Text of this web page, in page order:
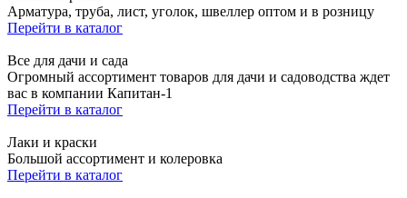
Арматура, труба, лист, уголок, швеллер оптом и в розницу
Перейти в каталог
Все для дачи и сада
Огромный ассортимент товаров для дачи и садоводства ждет
вас в компании Капитан-1
Перейти в каталог
Лаки и краски
Большой ассортимент и колеровка
Перейти в каталог